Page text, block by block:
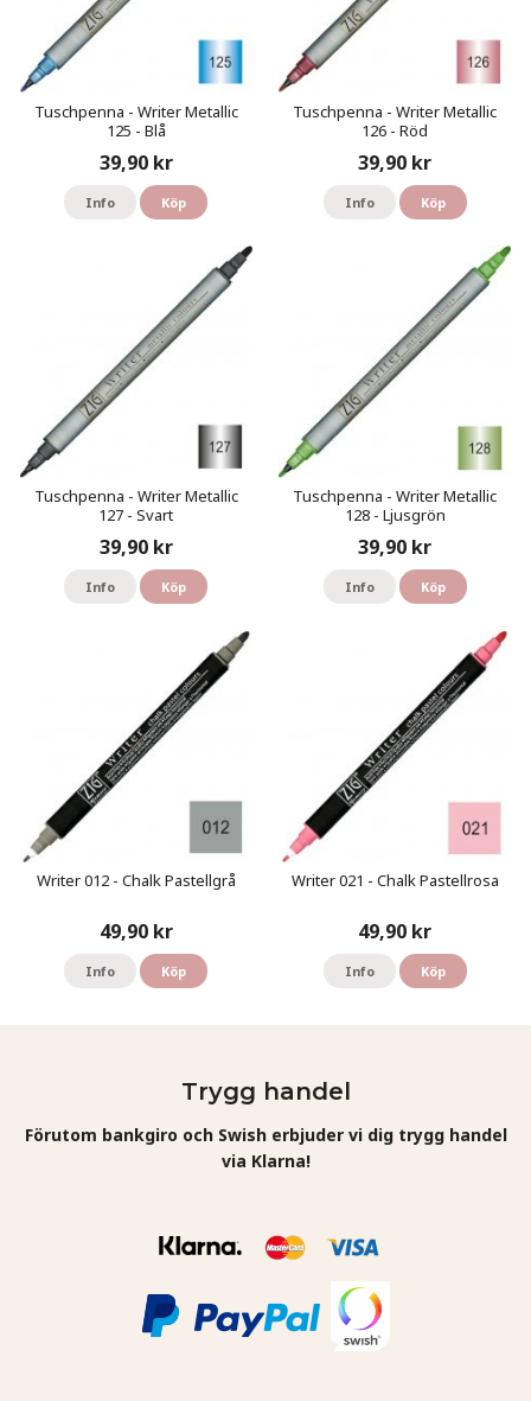
Tuschpenna - Writer Metallic
125 - Blå
39,90 kr
Info Köp
Tuschpenna - Writer Metallic
126 - Röd
39,90 kr
Info Köp
Tuschpenna - Writer Metallic
127 - Svart
39,90 kr
Info Köp
Tuschpenna - Writer Metallic
128 - Ljusgrön
39,90 kr
Info Köp
Writer 012 - Chalk Pastellgrå
49,90 kr
Info Köp
Writer 021 - Chalk Pastellrosa
49,90 kr
Info Köp
Trygg handel
Förutom bankgiro och Swish erbjuder vi dig trygg handel
via Klarna!